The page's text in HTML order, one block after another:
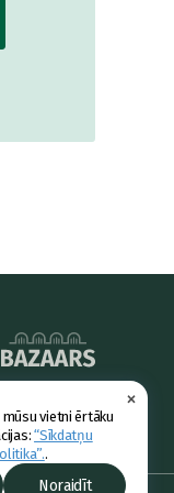
×
vietni ērtāku
“Sīkdatņu
.
Noraidīt